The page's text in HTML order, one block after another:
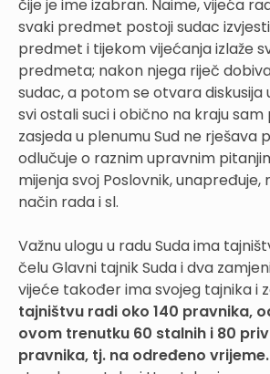
čije je ime izabran. Naime, vijeća
svaki predmet postoji sudac
predmet i tijekom vijećanja izlaže
predmeta; nakon njega riječ
sudac, a potom se otvara diskusija
svi ostali suci i obično na kraju sam
zasjeda u plenumu Sud ne rješava
odlučuje o raznim upravnim
mijenja svoj Poslovnik,
način rada i sl.
Važnu ulogu u radu Suda ima
čelu Glavni tajnik Suda i dva
vijeće također ima svojeg tajnika i
tajništvu radi oko 140 pravnika,
ovom trenutku 60 stalnih i 80
pravnika, tj. na određeno vrijeme.